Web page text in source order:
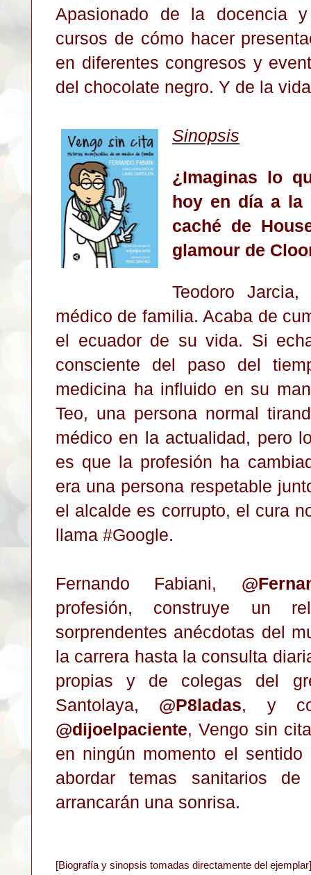
Apasionado de la docencia
cursos de cómo hacer
en diferentes congresos y
del chocolate negro. Y de la
Sinopsis
¿Imaginas lo
hoy en día a la
caché de
glamour de
Teodoro
médico de familia. Acaba de
el ecuador de su vida. Si
consciente del paso del
medicina ha influido en su
Teo, una persona normal
médico en la actualidad, pero
es que la profesión ha
era una persona respetable
el alcalde es corrupto, el cura
llama #Google.
Fernando Fabiani,
profesión, construye un
sorprendentes anécdotas del
la carrera hasta la consulta
propias y de colegas del
Santolaya, @P8ladas, y
@dijoelpaciente, Vengo sin
en ningún momento el
abordar temas sanitarios
arrancarán una sonrisa.
[Biografía y sinopsis tomadas directamente del ejemplar]